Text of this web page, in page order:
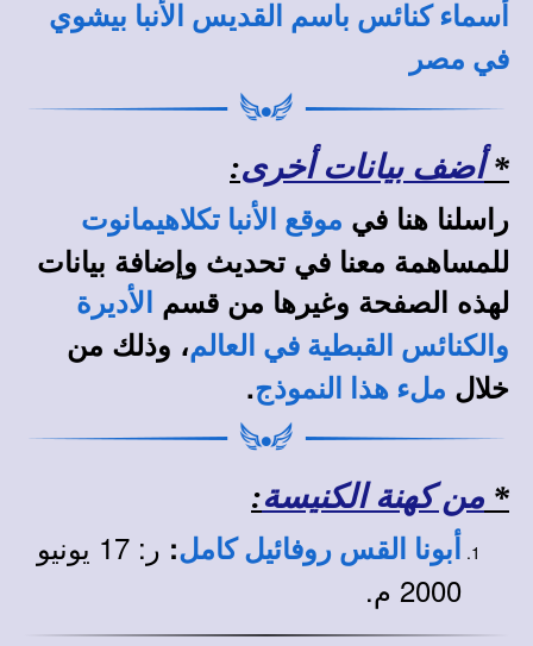
أسماء كنائس باسم القديس الأنبا بيشوي
في مصر
*أضف بيانات أخرى:
راسلنا هنا في موقع الأنبا تكلاهيمانوت
للمساهمة معنا في تحديث وإضافة بيانات
لهذه الصفحة وغيرها من قسم
الأديرة
والكنائس القبطية في العالم، وذلك من
خلال ملء هذا النموذج.
* من كهنة الكنيسة:
أبونا القس روفائيل كامل:
ر: 17 يونيو
2000 م.